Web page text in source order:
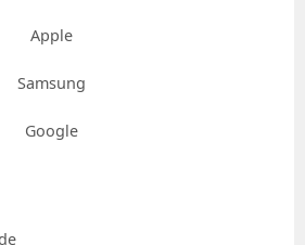
Apple
Samsung
Google